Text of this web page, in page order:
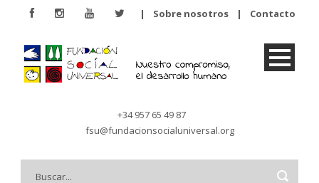
| Sobre nosotros | Contacto
+34 957 65 49 87
fsu@fundacionsocialuniversal.org